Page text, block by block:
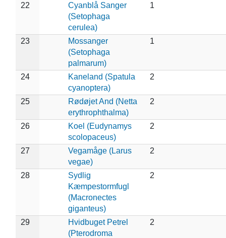
22
Cyanblå Sanger
(Setophaga
cerulea)
1
23
Mossanger
(Setophaga
palmarum)
1
24
Kaneland (Spatula
cyanoptera)
2
25
Rødøjet And (Netta
erythrophthalma)
2
26
Koel (Eudynamys
scolopaceus)
2
27
Vegamåge (Larus
vegae)
2
28
Sydlig
Kæmpestormfugl
(Macronectes
giganteus)
2
29
Hvidbuget Petrel
(Pterodroma
2